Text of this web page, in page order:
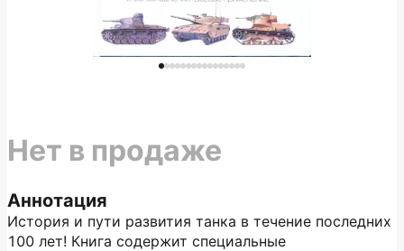
Аннотация
История и пути развития танка в течение последних
100 лет! Книга содержит специальные
Нет в продаже